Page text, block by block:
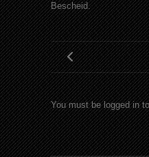
Bescheid.
You must be logged in